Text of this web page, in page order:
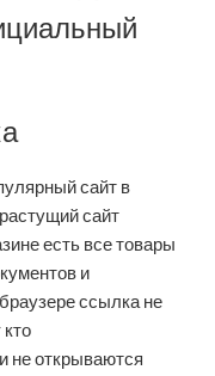
сайт в
сайт
есть все товары
и
ссылка не
открываются